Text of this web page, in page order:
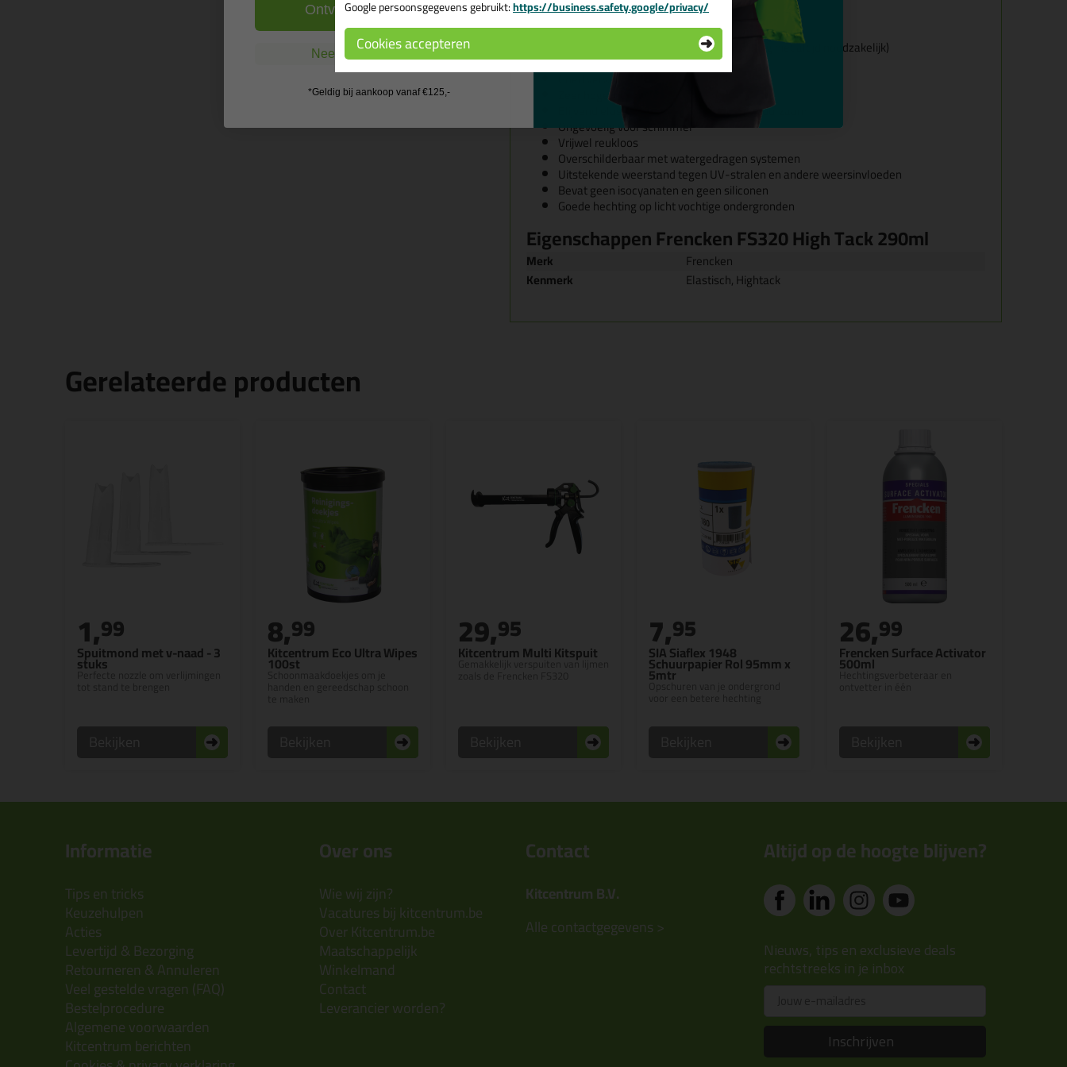
Overeenstemmingsverklaring ISEGA
Getest voor gebruik in de levensmiddelensector
Hoge aanvangskleefkracht (ondersteuning niet altijd noodzakelijk)
Snelle doorharding
Goed verwerkbaar
Zeer hoge kleefkracht (zonder primer)
Blijvend elastisch na uitharding en zeer duurzaam
Ongevoelig voor schimmel
Vrijwel reukloos
Overschilderbaar met watergedragen systemen
Uitstekende weerstand tegen UV-stralen en andere weersinvloeden
Bevat geen isocyanaten en geen siliconen
Goede hechting op licht vochtige ondergronden
Eigenschappen Frencken FS320 High Tack 290ml
Merk
Frencken
Kenmerk
Elastisch, Hightack
Gerelateerde producten
Spuitmond met v-naad - 3
stuks
Perfecte nozzle om verlijmingen
1,99
Kitcentrum Eco Ultra Wipes
100st
Schoonmaakdoekjes om je
8,99
Kitcentrum Multi Kitspuit
Gemakkelijk verspuiten van lijmen
29,95
SIA Siaflex 1948
Schuurpapier Rol 95mm x
5mtr
Opschuren van je ondergrond
7,95
Frencken Surface Activator
500ml
Hechtingsverbeteraar en
26,99
Informatie
Tips en tricks
Keuzehulpen
Acties
Levertijd & Bezorging
Retourneren & Annuleren
Veel gestelde vragen (FAQ)
Bestelprocedure
Algemene voorwaarden
Kitcentrum berichten
Over ons
Wie wij zijn?
Vacatures bij kitcentrum.be
Over Kitcentrum.be
Maatschappelijk
Winkelmand
Contact
Leverancier worden?
Contact
Kitcentrum B.V.
Alle contactgegevens >
Altijd op de hoogte blijven?
Nieuws, tips en exclusieve deals
rechtstreeks in je inbox
Inschrijven
Google persoonsgegevens gebruikt:https://business.safety.google/privacy/
Cookies accepteren
Ontvang de actiecode ›
Nee, ik wil geen cadeau
*Geldig bij aankoop vanaf €125,-